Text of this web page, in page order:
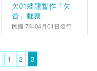
欠01蟠龍暫作「欠
資」郵票
民國-7年04月01日發行
1 2 3